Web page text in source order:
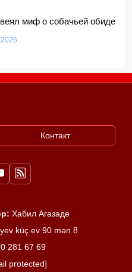
миф о собачьей обиде
Контакт
Хабил Агазаде
küç ev 90 mən 8
281 67 69
protected]